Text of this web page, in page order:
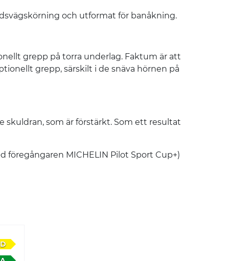
och utformat för banåkning.
grepp på torra underlag. Faktum är att
grepp, särskilt i de snäva hörnen på
som är förstärkt. Som ett resultat
föregångaren MICHELIN Pilot Sport Cup+)
D